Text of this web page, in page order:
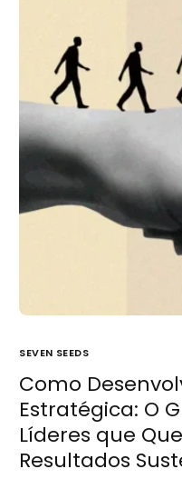
SEVEN SEEDS
Como
Estratégica: O
Líderes que
Resultados